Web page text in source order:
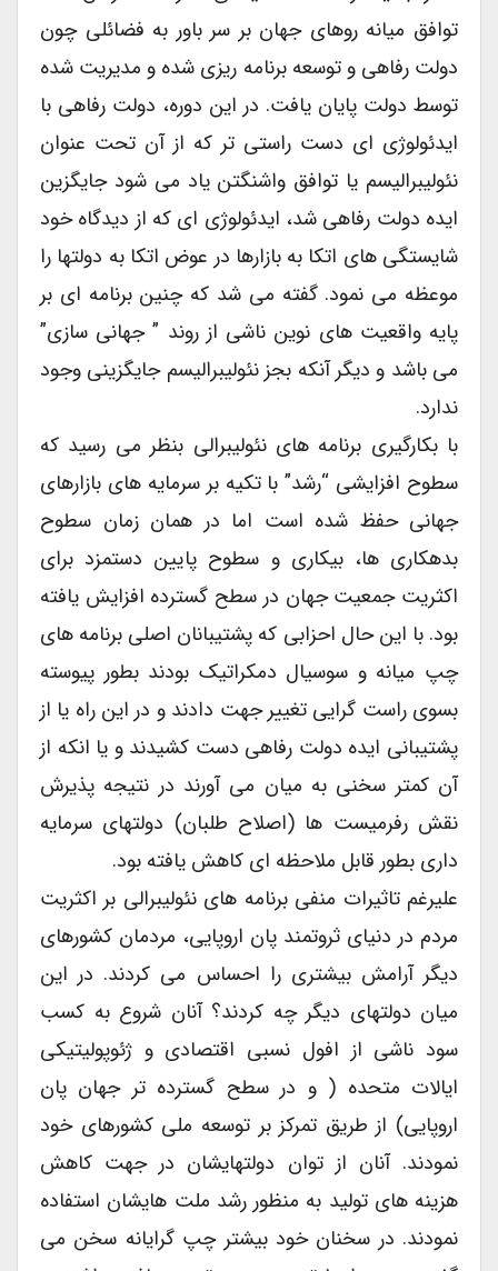
توافق میانه روهای جهان بر سر باور به فضائلی چون
دولت رفاهی و توسعه برنامه ریزی شده و مدیریت شده
توسط دولت پایان یافت. در این دوره، دولت رفاهی با
ایدئولوژی ای دست راستی تر که از آن تحت عنوان
نئولیبرالیسم یا توافق واشنگتن یاد می شود جایگزین
ایده دولت رفاهی شد، ایدئولوژی ای که از دیدگاه خود
شایستگی های اتکا به بازارها در عوض اتکا به دولتها را
موعظه می نمود. گفته می شد که چنین برنامه ای بر
پایه واقعیت های نوین ناشی از روند ” جهانی سازی”
می باشد و دیگر آنکه بجز نئولیبرالیسم جایگزینی وجود
ندارد.
با بکارگیری برنامه های نئولیبرالی بنظر می رسید که
سطوح افزایشی “رشد” با تکیه بر سرمایه های بازارهای
جهانی حفظ شده است اما در همان زمان سطوح
بدهکاری ها، بیکاری و سطوح پایین دستمزد برای
اکثریت جمعیت جهان در سطح گسترده افزایش یافته
بود. با این حال احزابی که پشتیبانان اصلی برنامه های
چپ میانه و سوسیال دمکراتیک بودند بطور پیوسته
بسوی راست گرایی تغییر جهت دادند و در این راه یا از
پشتیبانی ایده دولت رفاهی دست کشیدند و یا انکه از
آن کمتر سخنی به میان می آورند در نتیجه پذیرش
نقش رفرمیست ها (اصلاح طلبان) دولتهای سرمایه
داری بطور قابل ملاحظه ای کاهش یافته بود.
علیرغم تاثیرات منفی برنامه های نئولیبرالی بر اکثریت
مردم در دنیای ثروتمند پان اروپایی، مردمان کشورهای
دیگر آرامش بیشتری را احساس می کردند. در این
میان دولتهای دیگر چه کردند؟ آنان شروع به کسب
سود ناشی از افول نسبی اقتصادی و ژئوپولیتیکی
ایالات متحده ( و در سطح گسترده تر جهان پان
اروپایی) از طریق تمرکز بر توسعه ملی کشورهای خود
نمودند. آنان از توان دولتهایشان در جهت کاهش
هزینه های تولید به منظور رشد ملت هایشان استفاده
نمودند. در سخنان خود بیشتر چپ گرایانه سخن می